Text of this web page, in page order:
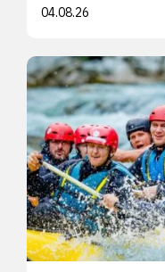
04.08.26